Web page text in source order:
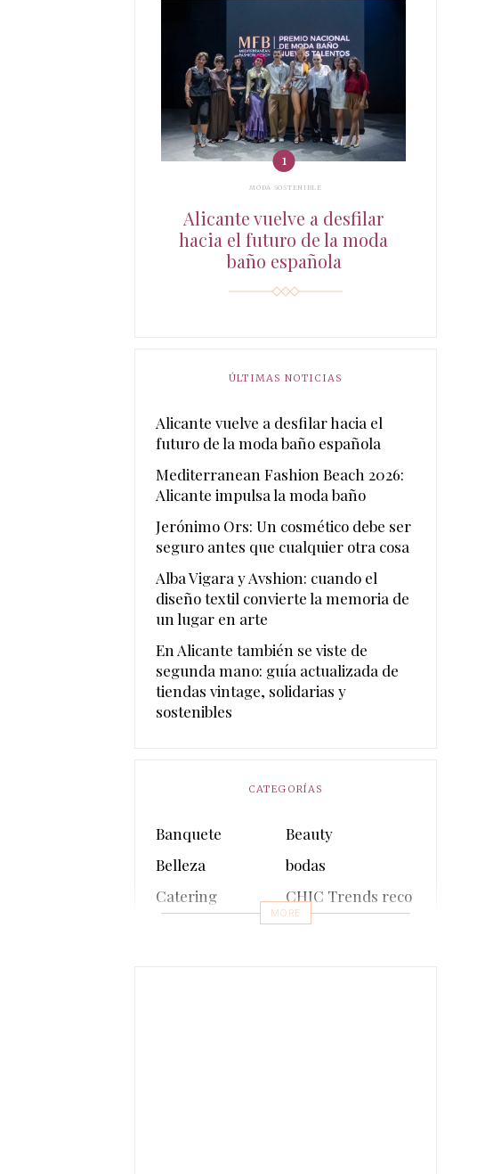
MODA SOSTENIBLE
Alicante vuelve a desfilar
hacia el futuro de la moda
baño española
ÚLTIMAS NOTICIAS
Alicante vuelve a desfilar hacia el
futuro de la moda baño española
Mediterranean Fashion Beach 2026:
Alicante impulsa la moda baño
Jerónimo Ors: Un cosmético debe ser
seguro antes que cualquier otra cosa
Alba Vigara y Avshion: cuando el
diseño textil convierte la memoria de
un lugar en arte
En Alicante también se viste de
segunda mano: guía actualizada de
tiendas vintage, solidarias y
sostenibles
CATEGORÍAS
Banquete
Beauty
Belleza
bodas
Catering
CHIC Trends recomienda
Cosmética sostenible
MORE